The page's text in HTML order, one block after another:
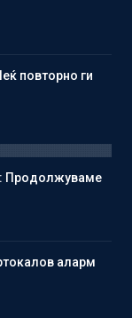
повторно ги
Продолжуваме
аларм